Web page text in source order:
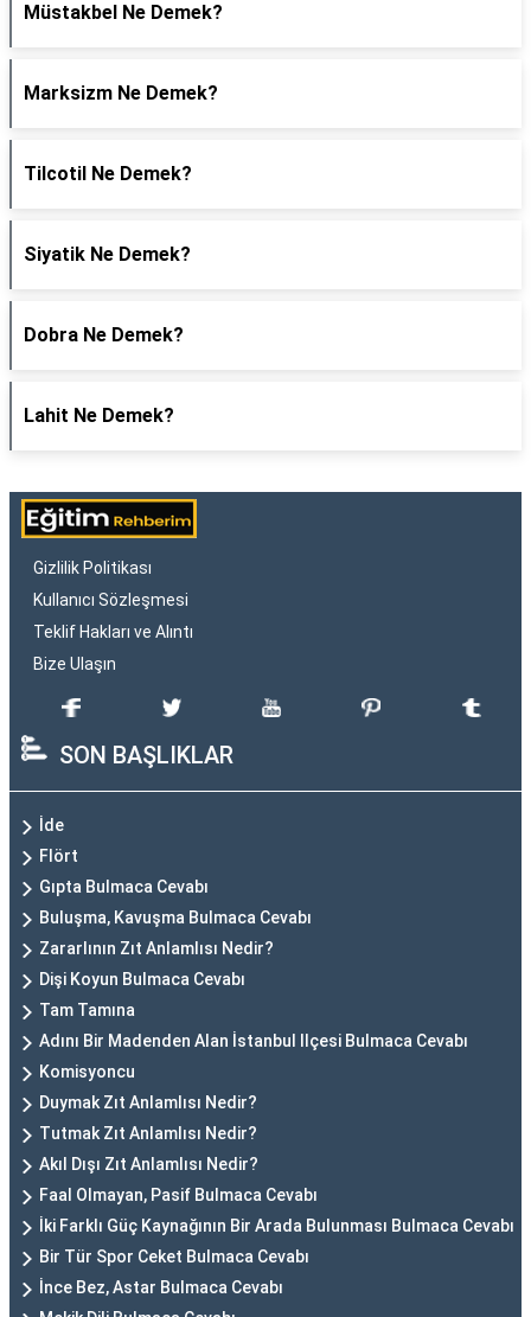
Müstakbel Ne Demek?
Marksizm Ne Demek?
Tilcotil Ne Demek?
Siyatik Ne Demek?
Dobra Ne Demek?
Lahit Ne Demek?
Gizlilik Politikası
Kullanıcı Sözleşmesi
Teklif Hakları ve Alıntı
Bize Ulaşın
SON BAŞLIKLAR
İde
Flört
Gıpta Bulmaca Cevabı
Buluşma, Kavuşma Bulmaca Cevabı
Zararlının Zıt Anlamlısı Nedir?
Dişi Koyun Bulmaca Cevabı
Tam Tamına
Adını Bir Madenden Alan İstanbul Ilçesi Bulmaca Cevabı
Komisyoncu
Duymak Zıt Anlamlısı Nedir?
Tutmak Zıt Anlamlısı Nedir?
Akıl Dışı Zıt Anlamlısı Nedir?
Faal Olmayan, Pasif Bulmaca Cevabı
İki Farklı Güç Kaynağının Bir Arada Bulunması Bulmaca Cevabı
Bir Tür Spor Ceket Bulmaca Cevabı
İnce Bez, Astar Bulmaca Cevabı